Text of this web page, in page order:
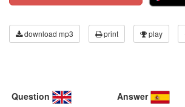
download mp3 print play
Question Answer